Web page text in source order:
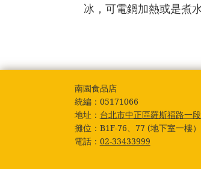
冰，可電鍋加熱或是煮
南園食品店
統編： 05171066
地址： 台北市中正區羅斯福路一
攤位： B1F-76、77 (地下室一樓）
電話： 02-33433999